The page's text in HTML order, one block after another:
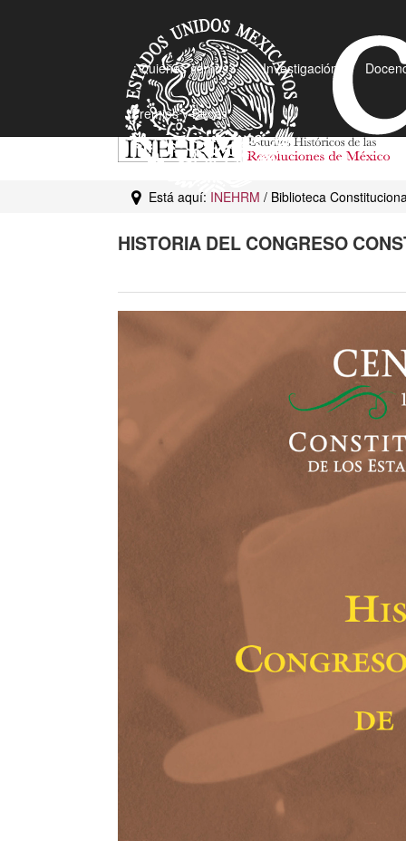
¿Quiénes somos? Investigación
Premios y Becas
Está aquí: INEHRM / Biblioteca
HISTORIA DEL CONGRESO